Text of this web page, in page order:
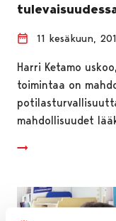
11 kesäkuun,
Harri Ketamo
toimintaa on
mahdollisuudet